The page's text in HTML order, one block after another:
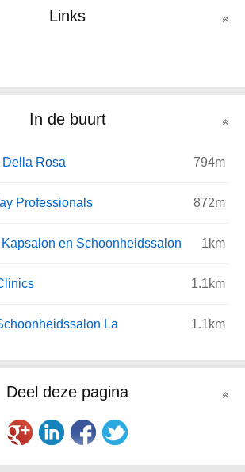
Links
In de buurt
Della Rosa 794m
Professionals 872m
en Schoonheidssalon 1km
1.1km
La 1.1km
Deel deze pagina